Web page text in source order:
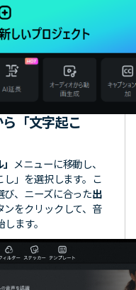
「文字起こ
メニューに移動し、
し」を選択します。こ
び、ニーズに合った出
ンをクリックして、音
ます。